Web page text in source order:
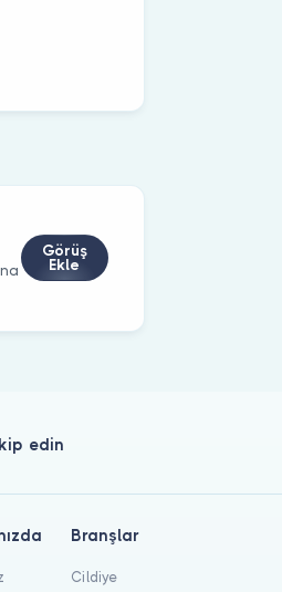
Görüş
Ekle
edin
Branşlar
Cildiye